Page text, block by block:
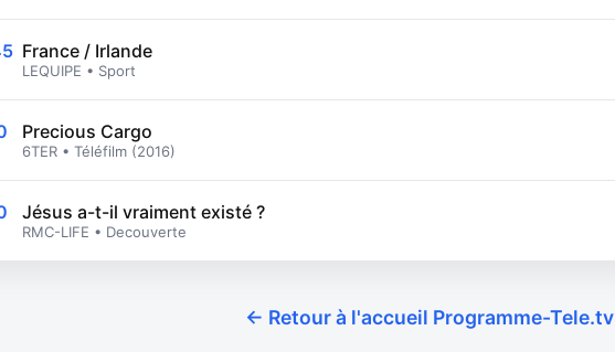
France / Irlande
LEQUIPE • Sport
Precious Cargo
6TER • Téléfilm (2016)
Jésus a-t-il vraiment existé ?
RMC-LIFE • Decouverte
← Retour à l'accueil Programme-Tele.tv